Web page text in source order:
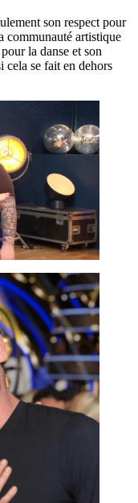
son respect pour
communauté artistique
la danse et son
cela se fait en dehors